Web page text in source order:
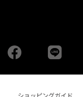
Facebook
ショッピングガイド